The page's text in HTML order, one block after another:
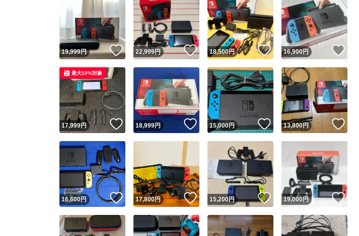
ユーザーの実績に
Yahoo!フリマが定めた一定の基準を満たしたユー
安心取引出品者
安心取引出品者 Yahoo!フリマの基準をクリ
取引実績
取引実績◯+ このユーザーはYahoo!フ
他フリマ実績◯+ このユーザーは他フリマサ
スピード&安心発送
※このバッジは実績に基づく表示であり、発送を保証してい
この商品の情報をコ
商品画像の無断転載は禁止されています
コピーは1商品につき1回
出品ページへ
キャンセル
19,999円 いいね！
22,999円 いいね！
18,500円 いいね！
16,900円
17,999円 いいね！
最大10%対象
18,999円 いいね！
15,000円 いいね！
13,800円
16,600円 いいね！
17,800円 いいね！
15,200円 いいね！
19,000円 い